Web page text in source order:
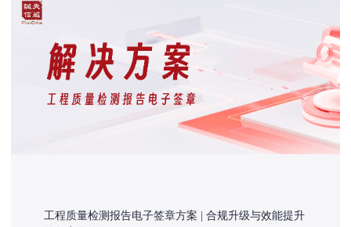
工程质量检测报告电子签章方案 | 合规升级与效能提升